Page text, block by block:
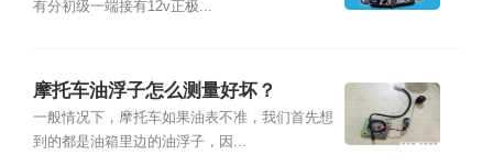
有分初级一端接有12v正极...
摩托车油浮子怎么测量好坏？
一般情况下，摩托车如果油表不准，我们首先想
到的都是油箱里边的油浮子，因...